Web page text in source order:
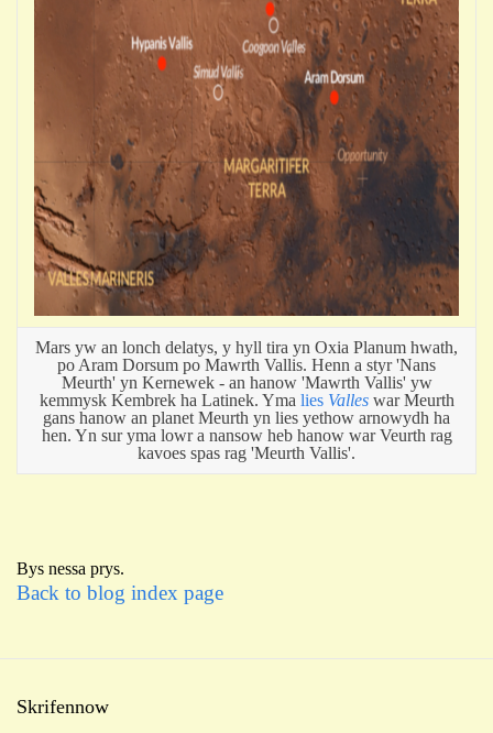
Mars yw an lonch delatys, y hyll tira yn Oxia Planum hwath,
po Aram Dorsum po Mawrth Vallis. Henn a styr 'Nans
Meurth' yn Kernewek - an hanow 'Mawrth Vallis' yw
kemmysk Kembrek ha Latinek. Yma lies Valles war Meurth
gans hanow an planet Meurth yn lies yethow arnowydh ha
hen. Yn sur yma lowr a nansow heb hanow war Veurth rag
kavoes spas rag 'Meurth Vallis'.
Bys nessa prys.
Back to blog index page
Skrifennow